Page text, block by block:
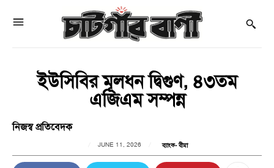
ইউসিবির মূলধন দ্বিগুণ, ৪৩তম
এজিএম সম্পন্ন
নিজস্ব প্রতিবেদক
JUNE 11, 2026 ব্যাংক- বীমা